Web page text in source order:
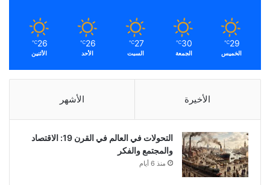
29
℃
الخميس
30
℃
الجمعة
27
℃
السبت
26
℃
الأحد
26
℃
الأثنين
الأخيرة الأشهر
التحولات في العالم في القرن 19: الاقتصاد
والمجتمع والفكر
منذ 6 أيام